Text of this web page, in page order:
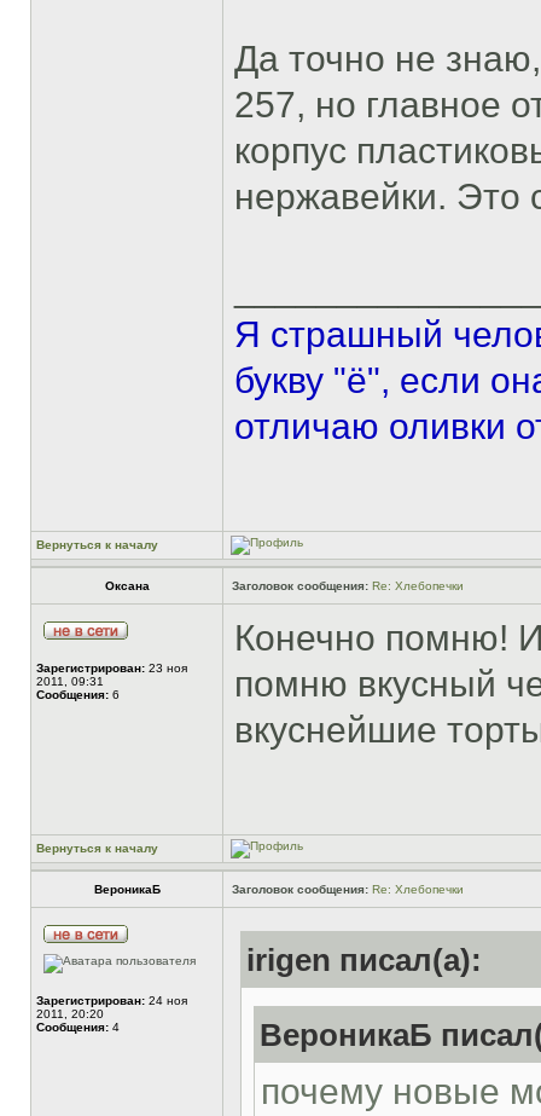
Да точно не
257, но главное
корпус
нержавейки. Это
Я страшный
букву "ё", если
отличаю оливки
Вернуться к началу
Оксана Заголовок сообщения: Re: Хлебопечки
Зарегистрирован: 23 ноя
2011, 09:31
Сообщения: 6
Конечно помню!
помню вкусный
вкуснейшие
Вернуться к началу
ВероникаБ Заголовок сообщения: Re: Хлебопечки
Зарегистрирован: 24 ноя
2011, 20:20
Сообщения: 4
irigen писал(а):
ВероникаБ
почему новые